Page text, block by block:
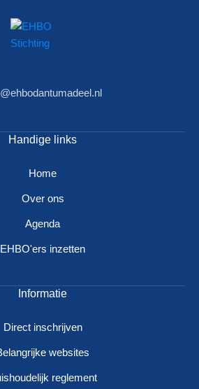
Handige links
Home
Over ons
Agenda
EHBO'ers inzetten
Informatie
Direct inschrijven
websites
reglement